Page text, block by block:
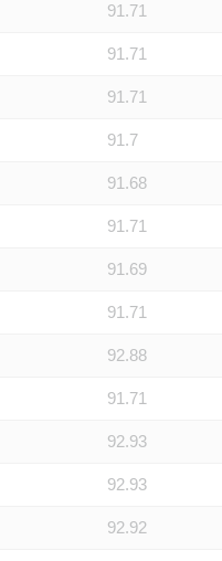
91.71
91.71
91.71
91.7
91.68
91.71
91.69
91.71
92.88
91.71
92.93
92.93
92.92